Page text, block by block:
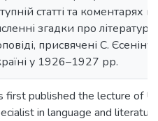
статті та коментарях
згадки про
присвячені С. Єсеніну,
у 1926–1927 рр.
first published the lecture of
in language and